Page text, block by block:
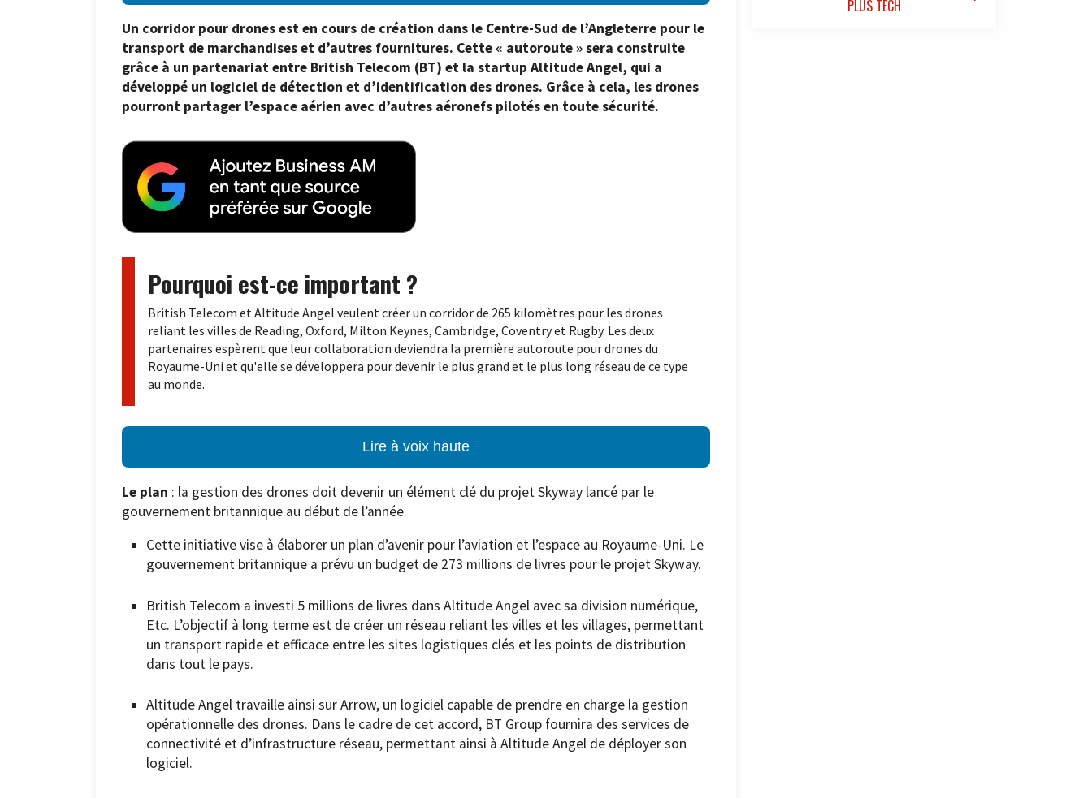
Un corridor pour drones est en cours de création dans le Centre-Sud de l’Angleterre pour le
transport de marchandises et d’autres fournitures. Cette « autoroute » sera construite
grâce à un partenariat entre British Telecom (BT) et la startup Altitude Angel, qui a
développé un logiciel de détection et d’identification des drones. Grâce à cela, les drones
pourront partager l’espace aérien avec d’autres aéronefs pilotés en toute sécurité.
Pourquoi est-ce important ?
British Telecom et Altitude Angel veulent créer un corridor de 265 kilomètres pour les drones
reliant les villes de Reading, Oxford, Milton Keynes, Cambridge, Coventry et Rugby. Les deux
partenaires espèrent que leur collaboration deviendra la première autoroute pour drones du
Royaume-Uni et qu'elle se développera pour devenir le plus grand et le plus long réseau de ce type
au monde.
Lire à voix haute
Le plan : la gestion des drones doit devenir un élément clé du projet Skyway lancé par le
gouvernement britannique au début de l’année.
Cette initiative vise à élaborer un plan d’avenir pour l’aviation et l’espace au Royaume-Uni. Le
gouvernement britannique a prévu un budget de 273 millions de livres pour le projet Skyway.
British Telecom a investi 5 millions de livres dans Altitude Angel avec sa division numérique,
Etc. L’objectif à long terme est de créer un réseau reliant les villes et les villages, permettant
un transport rapide et efficace entre les sites logistiques clés et les points de distribution
dans tout le pays.
Altitude Angel travaille ainsi sur Arrow, un logiciel capable de prendre en charge la gestion
opérationnelle des drones. Dans le cadre de cet accord, BT Group fournira des services de
connectivité et d’infrastructure réseau, permettant ainsi à Altitude Angel de déployer son
logiciel.
PLUS TECH